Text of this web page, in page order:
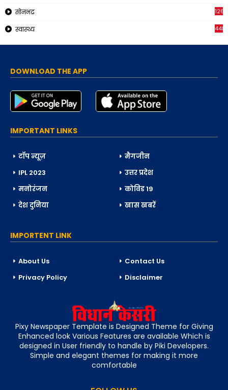
सोनभद्र 1266
स्वास्थ्य 448
DOWNLOAD THE APP
IMPORTANT LINKS
टॉप न्यूज़
मैगजीन
IPL 2023
उत्तर प्रदेश
मनोरंजन
कोविड 19
देश दुनिया
खास खबरें
IMPORTENT LINK
About Us
Contact Us
Privacy Policy
Disclaimer
Pixy Newspaper Template is Designed Theme for Giving
Enhanced look Various Features are available Which is
designed in User friendly to handle by Piki Developers.
Simple and elegant themes for making it more
comfortable